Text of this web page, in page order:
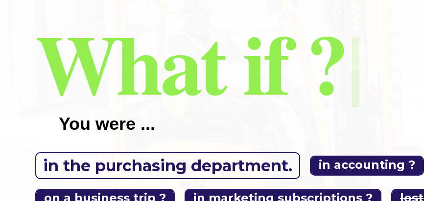
what if?|
You were ...
in the purchasing department. in accounting ?
on a business trip ? in marketing subscriptions ? lost